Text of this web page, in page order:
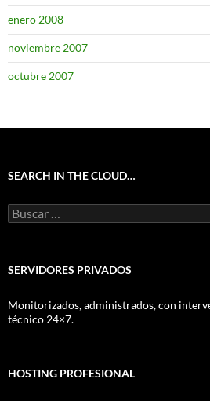
enero 2008
noviembre 2007
octubre 2007
SEARCH IN THE CLOUD…
Buscar:
SERVIDORES PRIVADOS
Monitorizados, administrados, con
técnico 24×7.
HOSTING PROFESIONAL